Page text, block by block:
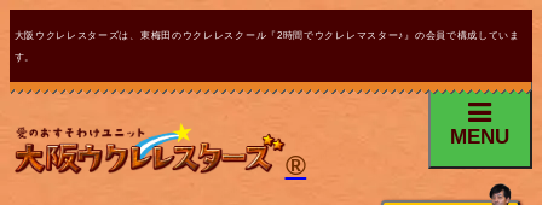
大阪ウクレレスターズは、東梅田のウクレレスクール『2時間でウクレレマスター♪』の会員で構成していま
す。
®
MENU